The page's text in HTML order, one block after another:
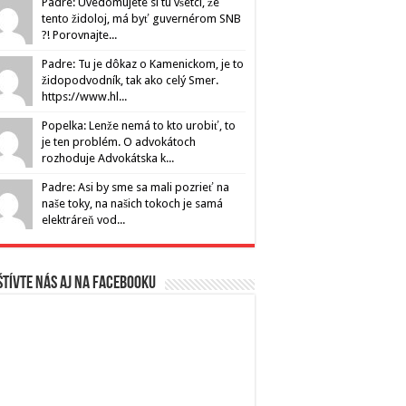
tento židoloj, má byť guvernérom SNB
?! Porovnajte...
Padre: Tu je dôkaz o Kamenickom, je to
židopodvodník, tak ako celý Smer.
https://www.hl...
Popelka: Lenže nemá to kto urobiť, to
je ten problém. O advokátoch
rozhoduje Advokátska k...
Padre: Asi by sme sa mali pozrieť na
naše toky, na našich tokoch je samá
elektráreň vod...
nás aj na Facebooku